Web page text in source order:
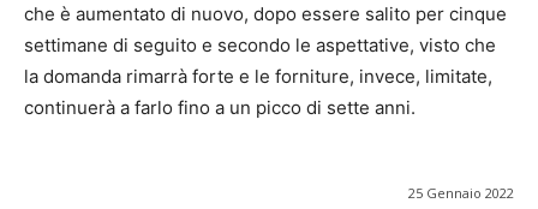
che è aumentato di nuovo, dopo essere salito per cinque
settimane di seguito e secondo le aspettative, visto che
la domanda rimarrà forte e le forniture, invece, limitate,
continuerà a farlo fino a un picco di sette anni.
25 Gennaio 2022